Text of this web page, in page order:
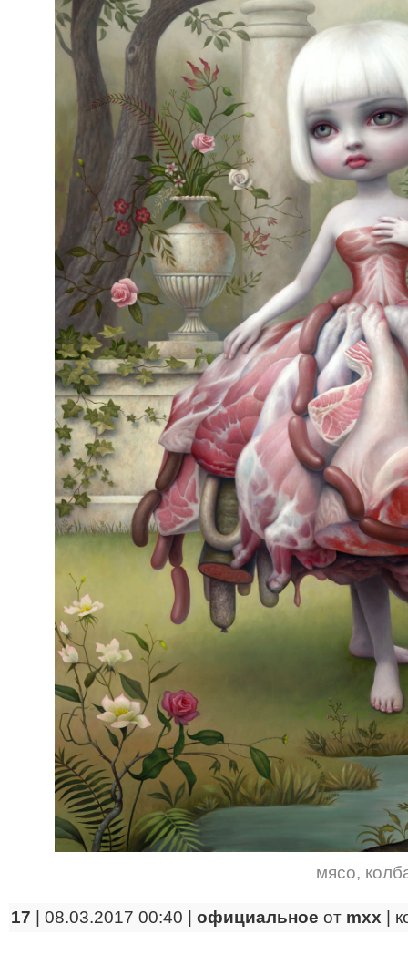
мясо,
17 | 08.03.2017 00:40 | официальное от mxx